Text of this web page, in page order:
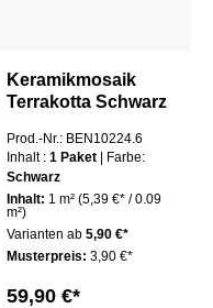
Keramikmosaik
Terrakotta Schwarz
Mosaikfliese 1
Paket
Prod.-Nr.: BEN10224.6
Inhalt : 1 Paket
| Farbe:
Schwarz
Inhalt: 1 m² (5,39 €* / 0.09
m²)
Varianten ab 5,90 €*
Musterpreis: 3,90 €*
59,90 €*